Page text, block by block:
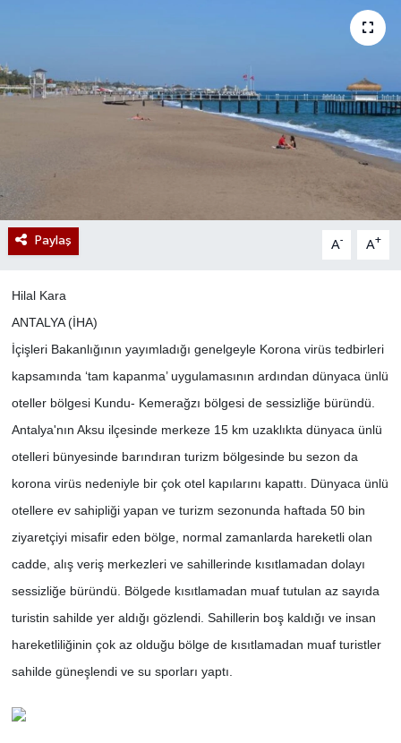
Paylaş A- A+
Hilal Kara
ANTALYA (İHA)
İçişleri Bakanlığının yayımladığı genelgeyle Korona virüs tedbirleri
kapsamında ‘tam kapanma’ uygulamasının ardından dünyaca ünlü
oteller bölgesi Kundu- Kemerağzı bölgesi de sessizliğe büründü.
Antalya'nın Aksu ilçesinde merkeze 15 km uzaklıkta dünyaca ünlü
otelleri bünyesinde barındıran turizm bölgesinde bu sezon da
korona virüs nedeniyle bir çok otel kapılarını kapattı. Dünyaca ünlü
otellere ev sahipliği yapan ve turizm sezonunda haftada 50 bin
ziyaretçiyi misafir eden bölge, normal zamanlarda hareketli olan
cadde, alış veriş merkezleri ve sahillerinde kısıtlamadan dolayı
sessizliğe büründü. Bölgede kısıtlamadan muaf tutulan az sayıda
turistin sahilde yer aldığı gözlendi. Sahillerin boş kaldığı ve insan
hareketliliğinin çok az olduğu bölge de kısıtlamadan muaf turistler
sahilde güneşlendi ve su sporları yaptı.